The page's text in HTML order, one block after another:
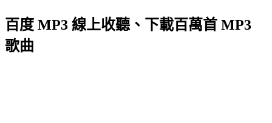
百度 MP3 線上收聽、下載百萬首 MP3
歌曲